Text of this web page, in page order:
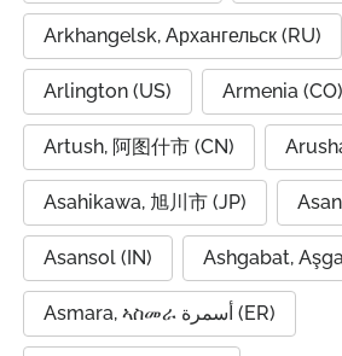
Arkhangelsk, Архангельск (RU)
Arlington (US) Armenia (CO)
Artush, 阿图什市 (CN)
Asahikawa, 旭川市 (JP)
Asansol (IN) Ashgabat,
Asmara, ኣስመራ أسمرة (ER)